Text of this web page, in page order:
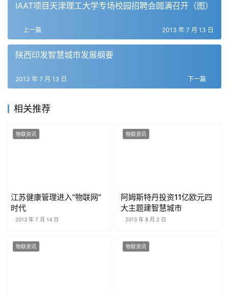
IAAT项目天津理工大学专场校园招聘会圆满召开（图）
上一篇 2013 年 7 月 13 日
陕西印发智慧城市发展纲要
下一篇
2013 年 7 月 13 日
相关推荐
物联资讯
江苏健康管理进入“物联网”
时代
2013 年 7 月 14 日
物联资讯
阿姆斯特丹投资11亿欧元四
大主题建智慧城市
2013 年 8 月 2 日
物联资讯 物联资讯